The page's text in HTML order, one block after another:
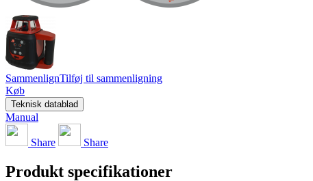
SammenlignTilføj til sammenligning
Køb
Teknisk datablad
Manual
Share Share
Produkt specifikationer